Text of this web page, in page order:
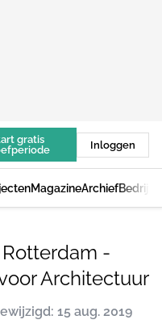
gratis
Inloggen
MagazineArchief
-
Architectuur
15 aug. 2019